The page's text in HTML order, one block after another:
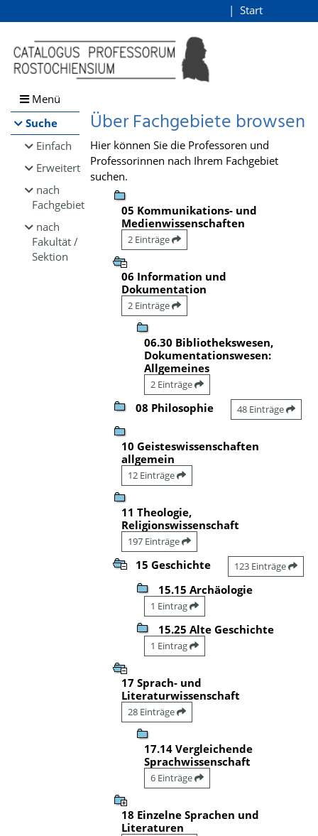
Browsen
direkt zum Inhalt
Start
Menü
Suche
Einfach
Erweitert
nach
Fachgebiet
nach
Fakultät /
Sektion
Über Fachgebiete browsen
Hier können Sie die Professoren und
Professorinnen nach Ihrem Fachgebiet
suchen.
05 Kommunikations- und
Medienwissenschaften
2 Einträge
06 Information und
Dokumentation
2 Einträge
06.30 Bibliothekswesen,
Dokumentationswesen:
Allgemeines
2 Einträge
08 Philosophie 48 Einträge
10 Geisteswissenschaften
allgemein
12 Einträge
11 Theologie,
Religionswissenschaft
197 Einträge
15 Geschichte 123 Einträge
15.15 Archäologie
1 Eintrag
15.25 Alte Geschichte
1 Eintrag
17 Sprach- und
Literaturwissenschaft
28 Einträge
17.14 Vergleichende
Sprachwissenschaft
6 Einträge
18 Einzelne Sprachen und
Literaturen